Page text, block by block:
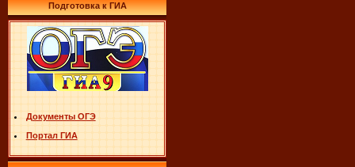
Подготовка к ГИА
Документы ОГЭ
Портал ГИА